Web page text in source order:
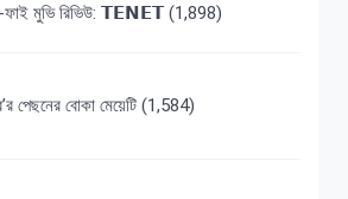
ফাই মুভি রিভিউ: 𝗧𝗘𝗡𝗘𝗧 (1,898)
পেছনের বোকা মেয়েটি (1,584)